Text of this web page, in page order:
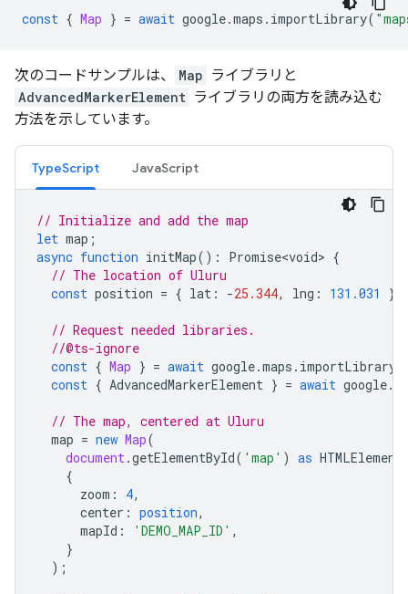
const { Map } = await google.maps . importLibrary(
次のコードサンプルは、 Map ライブラリと
AdvancedMarkerElement ライブラリの両方を読み込む
方法を示しています。
TypeScript JavaScript
// Initialize and add the map
let map ;
async function initMap() : Promise<void> {
// The location of Uluru
const position = { lat : -25.344, lng : 131.031 };
// Request needed libraries.
//@ts-ignore
const { Map } = await google.maps . importLibrary
const { AdvancedMarkerElement } = await google.
// The map, centered at Uluru
map = new Map(
document.getElementById( 'map' ) as HTMLElement
{
zoom : 4,
center : position,
mapId : 'DEMO_MAP_ID' ,
}
);